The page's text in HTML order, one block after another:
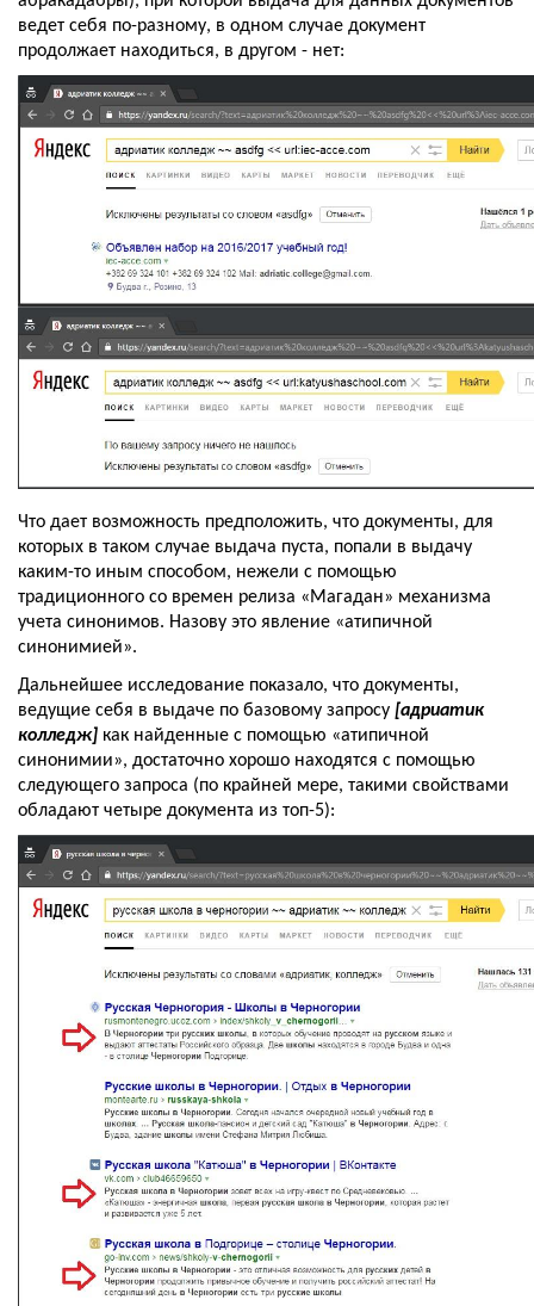
ведет себя по-разному, в одном случае документ
продолжает находиться, в другом - нет:
Что дает возможность предположить, что документы, для
которых в таком случае выдача пуста, попали в выдачу
каким-то иным способом, нежели с помощью
традиционного со времен релиза «Магадан» механизма
учета синонимов. Назову это явление «атипичной
синонимией».
Дальнейшее исследование показало, что документы,
ведущие себя в выдаче по базовому запросу [адриатик
колледж] как найденные с помощью «атипичной
синонимии», достаточно хорошо находятся с помощью
следующего запроса (по крайней мере, такими свойствами
обладают четыре документа из топ-5):